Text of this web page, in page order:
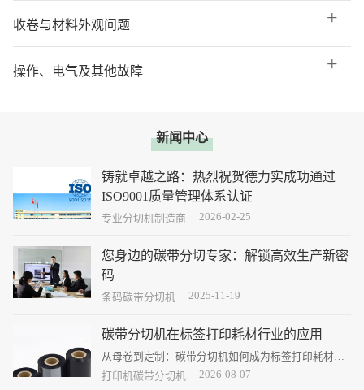
收卷与材料外观问题
操作、电气及其他故障
新闻中心
铸就卓越之路：热烈祝贺德力实成功通过
ISO9001质量管理体系认证
这不仅是德力实发展史上一个熠熠生辉的里程碑，更
严宣言。
专业分切机制造商 2026-02-25
您身边的碳带分切专家：解锁高效生产新密
码
碳带分切虽是企业生产中的一个环节，但其精度、效
户满意度。
条码碳带分切机 2025-11-19
碳带分切机在标签打印耗材行业的应用
从母卷到定制：碳带分切机如何成为标签打印耗材行
业的关键枢纽
打印机碳带分切机 2026-08-07